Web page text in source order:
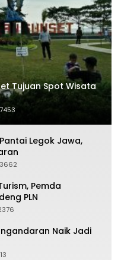
Tujuan Spot Wisata
Legok Jawa,
Pemda
PLN
Naik Jadi